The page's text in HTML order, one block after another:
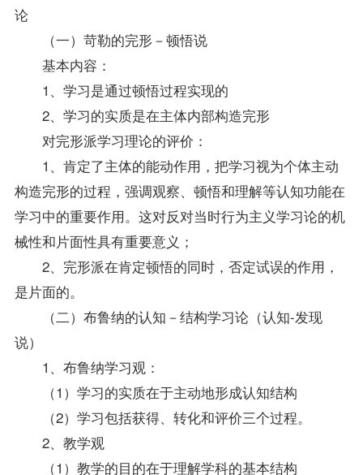
论
（一）苛勒的完形－顿悟说
基本内容：
1、学习是通过顿悟过程实现的
2、学习的实质是在主体内部构造完形
对完形派学习理论的评价：
1、肯定了主体的能动作用，把学习视为个体主动
构造完形的过程，强调观察、顿悟和理解等认知功能在
学习中的重要作用。这对反对当时行为主义学习论的机
械性和片面性具有重要意义；
2、完形派在肯定顿悟的同时，否定试误的作用，
是片面的。
（二）布鲁纳的认知－结构学习论（认知-发现
说）
1、布鲁纳学习观：
（1）学习的实质在于主动地形成认知结构
（2）学习包括获得、转化和评价三个过程。
2、教学观
（1）教学的目的在于理解学科的基本结构